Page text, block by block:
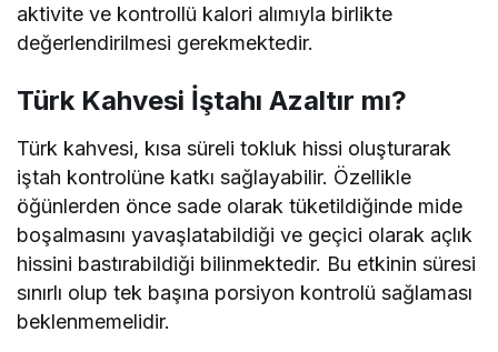
aktivite ve kontrollü kalori alımıyla birlikte
değerlendirilmesi gerekmektedir.
Türk Kahvesi İştahı Azaltır mı?
Türk kahvesi, kısa süreli tokluk hissi oluşturarak
iştah kontrolüne katkı sağlayabilir. Özellikle
öğünlerden önce sade olarak tüketildiğinde mide
boşalmasını yavaşlatabildiği ve geçici olarak açlık
hissini bastırabildiği bilinmektedir. Bu etkinin süresi
sınırlı olup tek başına porsiyon kontrolü sağlaması
beklenmemelidir.